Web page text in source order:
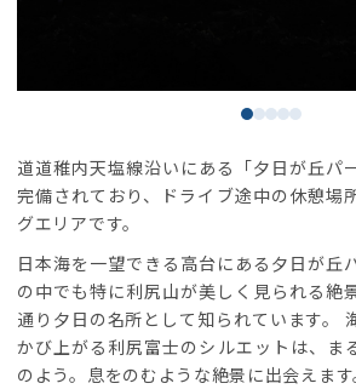
道道稚内天塩線沿いにある「夕日が丘パ
完備されており、ドライブ途中の休憩場
グエリアです。
日本海を一望できる高台にある夕日が丘
の中でも特に利尻山が美しく見られる絶
通り夕日の名所として知られています。
かび上がる利尻富士のシルエットは、ま
のよう。息をのむような絶景に出会えます